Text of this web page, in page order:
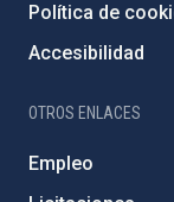
Política de
Accesibilidad
OTROS ENLACES
Empleo